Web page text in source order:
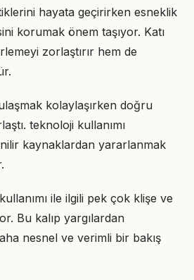
hayata geçirirken esneklik
korumak önem taşıyor. Katı
zorlaştırır hem de
kolaylaşırken doğru
teknoloji kullanımı
kaynaklardan yararlanmak
ile ilgili pek çok klişe ve
Bu kalıp yargılardan
nesnel ve verimli bir bakış